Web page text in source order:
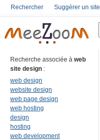
Rechercher Suggérer un site
Recherche associée à web
site design :
web design
website design
web page design
web hosting
design
hosting
web development